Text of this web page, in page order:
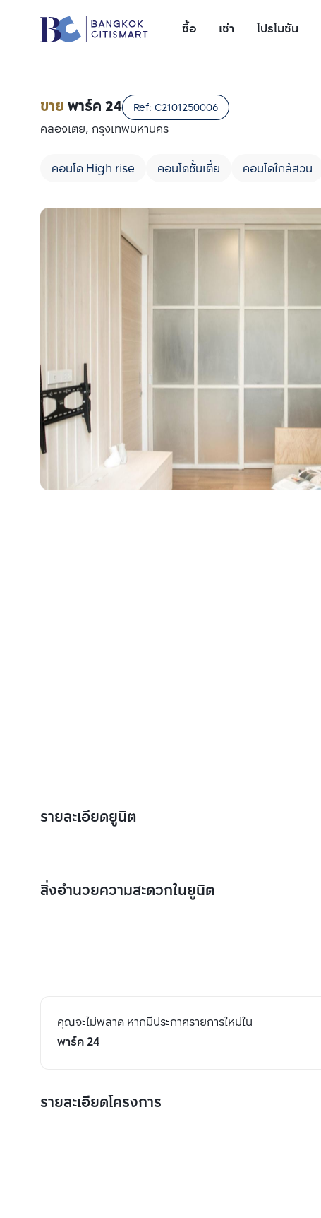
ซื้อ เช่า โปรโมชัน
ขายพาร์ค 24 Ref: C2101250006
คลองเตย, กรุงเทพมหานคร
คอนโด High rise คอนโดชั้นเตี้ย คอนโดใกล้สวน
รายละเอียดยูนิต
สิ่งอำนวยความสะดวกในยูนิต
คุณจะไม่พลาด หากมีประกาศรายการใหม่ใน
พาร์ค 24
รายละเอียดโครงการ
เพิ่มยูนิตเปรียบเทียบ
รายการที่ 1